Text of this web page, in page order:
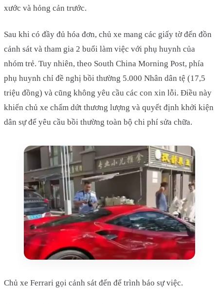
xước và hỏng cản trước.
Sau khi có đầy đủ hóa đơn, chủ xe mang các giấy tờ đến đồn
cảnh sát và tham gia 2 buổi làm việc với phụ huynh của
nhóm trẻ. Tuy nhiên, theo South China Morning Post, phía
phụ huynh chỉ đề nghị bồi thường 5.000 Nhân dân tệ (17,5
triệu đồng) và cũng không yêu cầu các con xin lỗi. Điều này
khiến chủ xe chấm dứt thương lượng và quyết định khởi kiện
dân sự để yêu cầu bồi thường toàn bộ chi phí sửa chữa.
Chủ xe Ferrari gọi cảnh sát đến để trình báo sự việc.